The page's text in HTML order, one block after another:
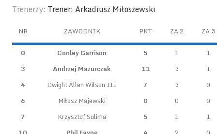
Trenerzy: Trener: Arkadiusz Miłoszewski
NR ZAWODNIK PKT ZA 2 ZA 3
0 Conley Garrison 5 1
1
3
Andrzej Mazurczak 11 3
1
4
Dwight Allen Wilson III 7 3
0
6
Miłosz Majewski 0 0
0
7
Krzysztof Sulima 5 1
1